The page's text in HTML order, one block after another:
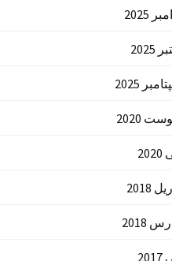
2025
2025
2020
2018
2018